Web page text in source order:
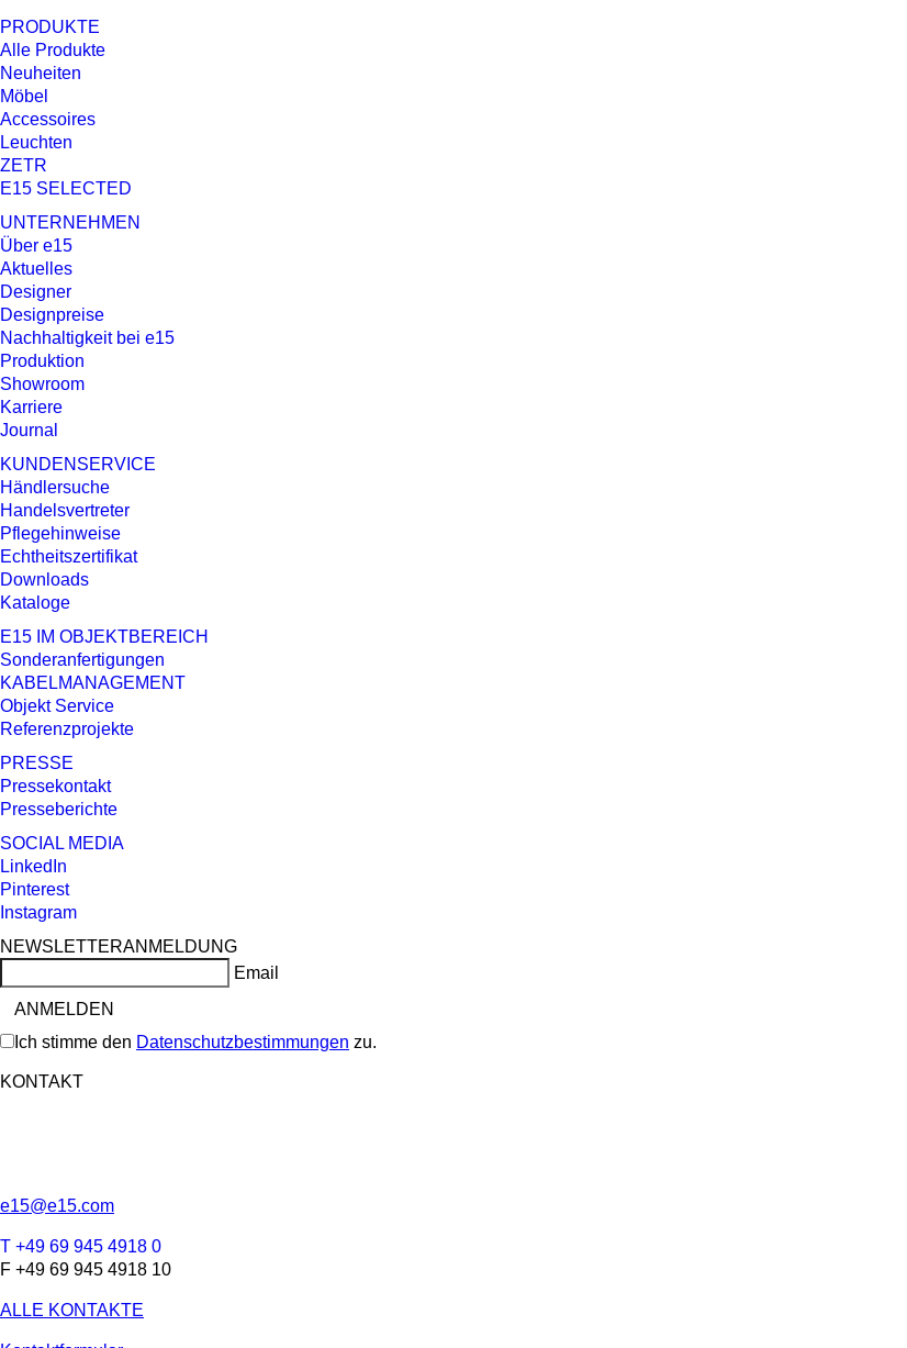
PRODUKTE
Alle Produkte
Neuheiten
Möbel
Accessoires
Leuchten
ZETR
E15 SELECTED
UNTERNEHMEN
Über e15
Aktuelles
Designer
Designpreise
Nachhaltigkeit bei e15
Produktion
Showroom
Karriere
Journal
KUNDENSERVICE
Händlersuche
Handelsvertreter
Pflegehinweise
Echtheitszertifikat
Downloads
Kataloge
E15 IM OBJEKTBEREICH
Sonderanfertigungen
KABELMANAGEMENT
Objekt Service
Referenzprojekte
PRESSE
Pressekontakt
Presseberichte
SOCIAL MEDIA
LinkedIn
Pinterest
Instagram
NEWSLETTERANMELDUNG
Email
Ich stimme den Datenschutzbestimmungen zu.
KONTAKT
e15@e15.com
T +49 69 945 4918 0
F +49 69 945 4918 10
ALLE KONTAKTE